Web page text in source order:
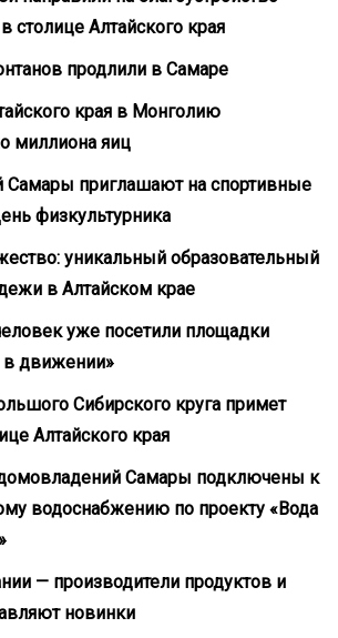
столице Алтайского края
продлили в Самаре
края в Монголию
миллиона яиц
Самары приглашают на спортивные
физкультурника
уникальный образовательный
в Алтайском крае
уже посетили площадки
в движении»
Сибирского круга примет
Алтайского края
Самары подключены к
водоснабжению по проекту «Вода
— производители продуктов и
новинки